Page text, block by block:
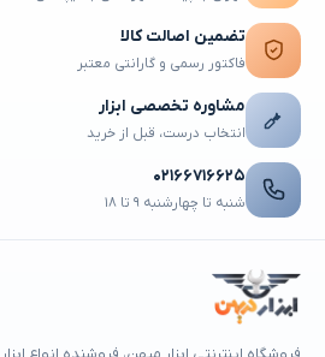
تضمین اصالت کالا
فاکتور رسمی و گارانتی معتبر
مشاوره تخصصی ابزار
انتخاب درست، قبل از خرید
۰۲۱۶۶۷۱۶۶۲۵
شنبه تا چهارشنبه ۹ تا ۱۸